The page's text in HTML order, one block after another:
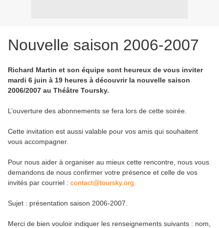
Nouvelle saison 2006-2007
Richard Martin et son équipe sont heureux de vous inviter
mardi 6 juin à 19 heures à découvrir la nouvelle saison
2006/2007 au Théâtre Toursky.
L’ouverture des abonnements se fera lors de cette soirée.
Cette invitation est aussi valable pour vos amis qui souhaitent
vous accompagner.
Pour nous aider à organiser au mieux cette rencontre, nous vous
demandons de nous confirmer votre présence et celle de vos
invités par courriel : contact@toursky.org
Sujet : présentation saison 2006-2007.
Merci de bien vouloir indiquer les renseignements suivants : nom,